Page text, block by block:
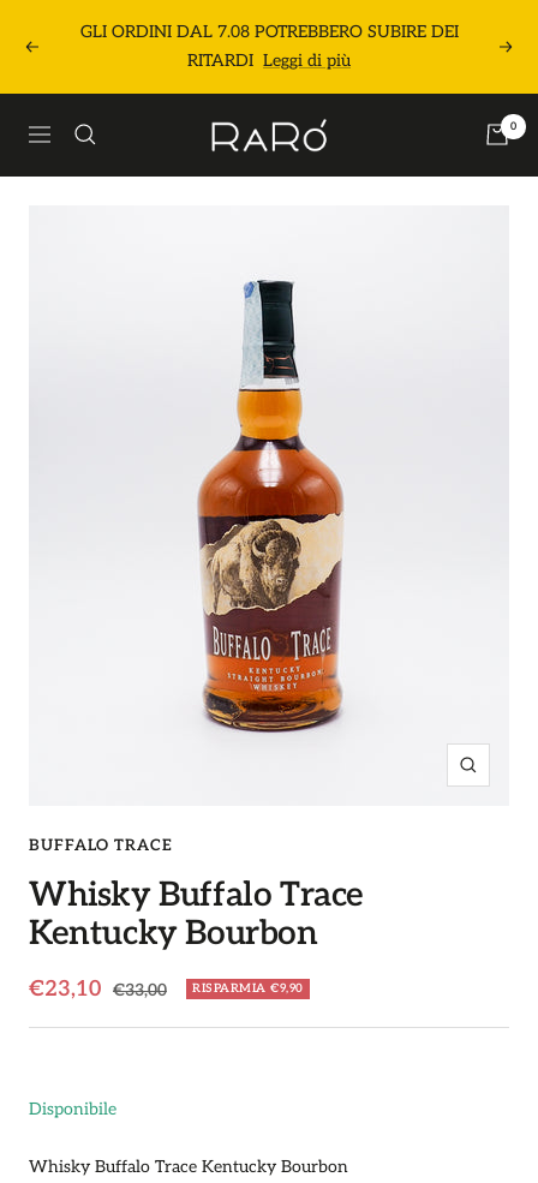
Precedente
GLI ORDINI DAL 7.08 POTREBBERO SUBIRE DEI
RITARDI Leggi di più
Navigazione
Raró
0
BUFFALO TRACE
Whisky Buffalo Trace
Kentucky Bourbon
Prezzo
di
€23,10 Prezzo
€33,00 RISPARMIA €9,90
Disponibile
Whisky Buffalo Trace Kentucky Bourbon